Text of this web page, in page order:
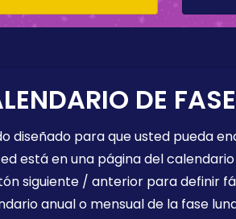
DE
diseñado para que usted pueda
está en una página del
siguiente / anterior para definir
anual o mensual de la fase